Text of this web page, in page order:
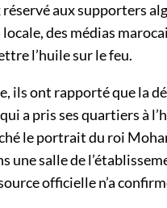
aux supporters
des médias
l’huile sur le feu.
ils ont rapporté que la
a pris ses quartiers à
le portrait du roi
une salle de
officielle n’a